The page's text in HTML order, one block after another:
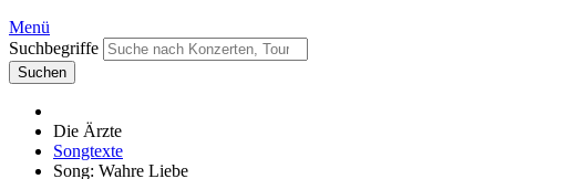
Menü
Suchbegriffe
Suchen
Die Ärzte
Songtexte
Song: Wahre Liebe